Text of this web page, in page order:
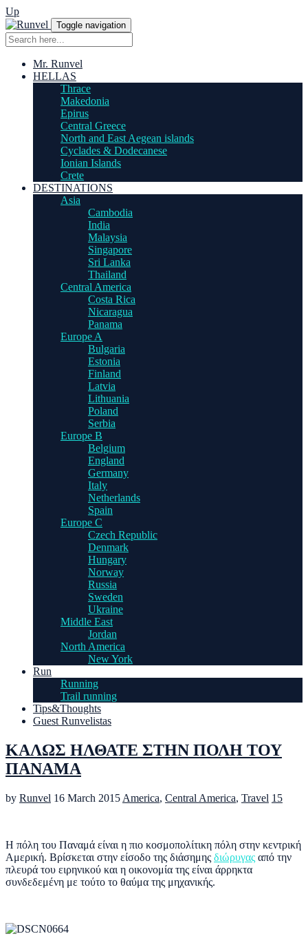
Up
Toggle navigation
Mr. Runvel
HELLAS
Thrace
Makedonia
Epirus
Central Greece
North and East Aegean islands
Cyclades & Dodecanese
Ionian Islands
Crete
DESTINATIONS
Asia
Cambodia
India
Malaysia
Singapore
Sri Lanka
Thailand
Central America
Costa Rica
Nicaragua
Panama
Europe A
Bulgaria
Estonia
Finland
Latvia
Lithuania
Poland
Serbia
Europe B
Belgium
England
Germany
Italy
Netherlands
Spain
Europe C
Czech Republic
Denmark
Hungary
Norway
Russia
Sweden
Ukraine
Middle East
Jordan
North America
New York
Run
Running
Trail running
Tips&Thoughts
Guest Runvelistas
ΚΑΛΩΣ ΗΛΘΑΤΕ ΣΤΗΝ ΠΟΛΗ ΤΟΥ
ΠΑΝΑΜΑ
by Runvel 16 March 2015 America, Central America, Travel 15
Η πόλη του Παναμά είναι η πιο κοσμοπολίτικη πόλη στην κεντρική
Αμερική. Βρίσκεται στην είσοδο της διάσημης διώρυγας από την
πλευρά του ειρηνικού και η οικονομία της είναι άρρηκτα
συνδεδεμένη με τούτο το θαύμα της μηχανικής.